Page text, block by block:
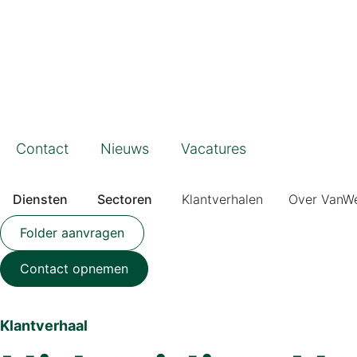
Contact Nieuws Vacatures
Diensten Sectoren Klantverhalen Over
Folder aanvragen
Contact opnemen
Klantverhaal